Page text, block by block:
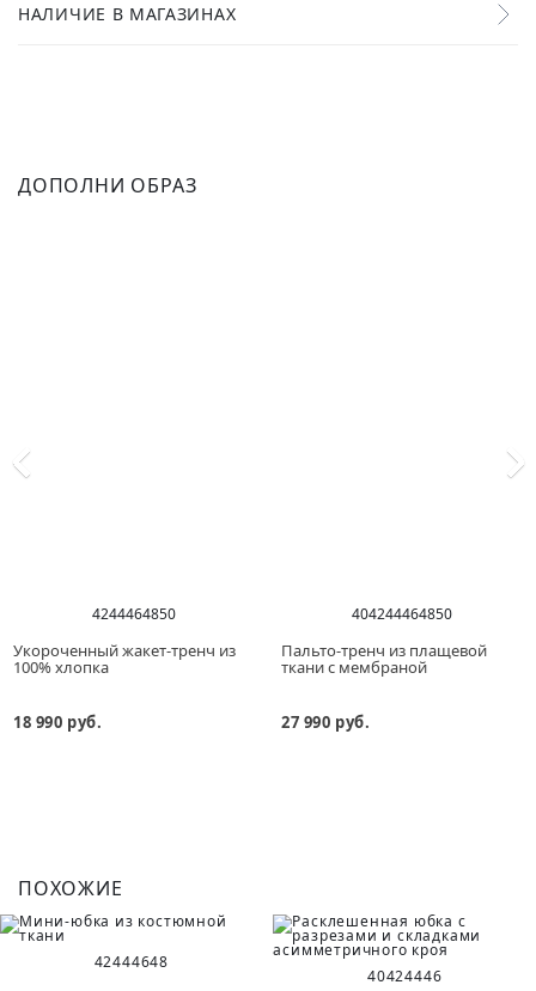
НАЛИЧИЕ В МАГАЗИНАХ
ДОПОЛНИ ОБРАЗ
4244464850
Укороченный жакет-тренч из
100% хлопка
18 990 руб.
404244464850
Пальто-тренч из плащевой
ткани с мембраной
27 990 руб.
ПОХОЖИЕ
42444648
40424446